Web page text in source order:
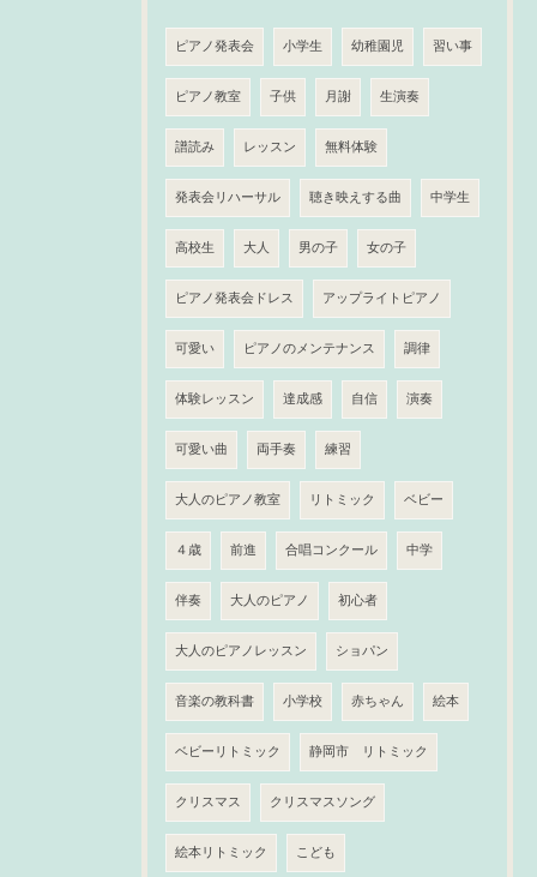
ピアノ発表会 小学生 幼稚園児 習い事
ピアノ教室 子供 月謝 生演奏
譜読み レッスン 無料体験
発表会リハーサル 聴き映えする曲 中学生
高校生 大人 男の子 女の子
ピアノ発表会ドレス アップライトピアノ
可愛い ピアノのメンテナンス 調律
体験レッスン 達成感 自信 演奏
可愛い曲 両手奏 練習
大人のピアノ教室 リトミック ベビー
４歳 前進 合唱コンクール 中学
伴奏 大人のピアノ 初心者
大人のピアノレッスン ショパン
音楽の教科書 小学校 赤ちゃん 絵本
ベビーリトミック 静岡市 リトミック
クリスマス クリスマスソング
絵本リトミック こども